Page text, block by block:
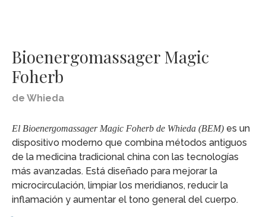
Bioenergomassager Magic
Foherb
de Whieda
El Bioenergomassager Magic Foherb de Whieda (BEM) es un
dispositivo moderno que combina métodos antiguos
de la medicina tradicional china con las tecnologías
más avanzadas. Está diseñado para mejorar la
microcirculación, limpiar los meridianos, reducir la
inflamación y aumentar el tono general del cuerpo.